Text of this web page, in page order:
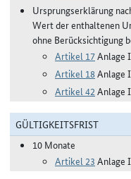
Ursprungserklärung
Wert der enthaltenen
ohne Berücksichtigung
Artikel 17Anlage I
Artikel 18Anlage I
Artikel 42 Anlage I
GÜLTIGKEITSFRIST
10 Monate
Artikel 23 Anlage I